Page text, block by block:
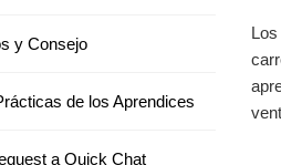
y Consejo
de los Aprendices
a Quick Chat